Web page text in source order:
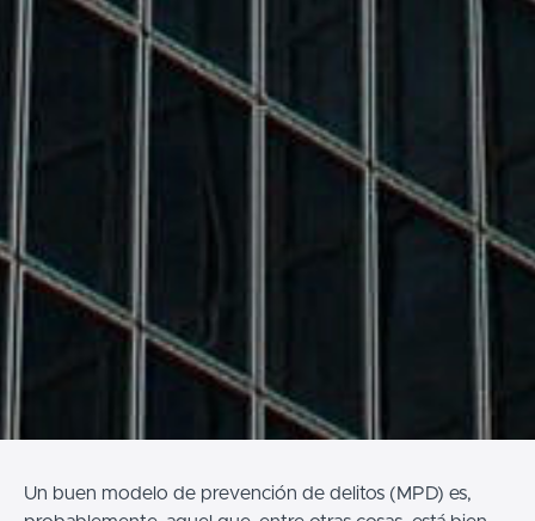
Un buen modelo de prevención de delitos (MPD) es,